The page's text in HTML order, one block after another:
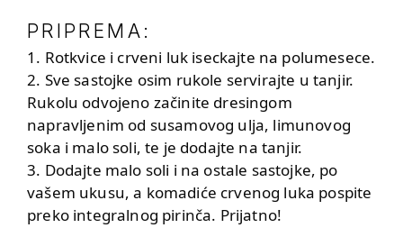
PRIPREMA:
1. Rotkvice i crveni luk iseckajte na polumesece.
2. Sve sastojke osim rukole servirajte u tanjir.
Rukolu odvojeno začinite dresingom
napravljenim od susamovog ulja, limunovog
soka i malo soli, te je dodajte na tanjir.
3. Dodajte malo soli i na ostale sastojke, po
vašem ukusu, a komadiće crvenog luka pospite
preko integralnog pirinča. Prijatno!